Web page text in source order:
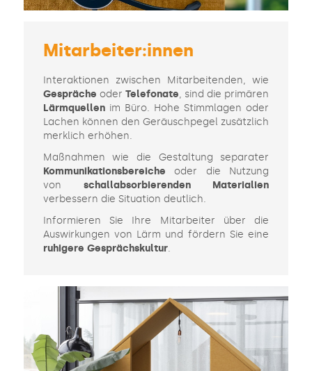
Mitarbeiter:innen
Interaktionen zwischen Mitarbeitenden, wie
Gespräche oder Telefonate, sind die primären
Lärmquellenim Büro. Hohe Stimmlagen oder
Lachen können den Geräuschpegel zusätzlich
merklich erhöhen.
Maßnahmen wie die Gestaltung separater
Kommunikationsbereiche oder die Nutzung
von schallabsorbierenden Materialien
verbessern die Situation deutlich.
Informieren Sie Ihre Mitarbeiter über die
Auswirkungen von Lärm und fördern Sie eine
ruhigere Gesprächskultur.